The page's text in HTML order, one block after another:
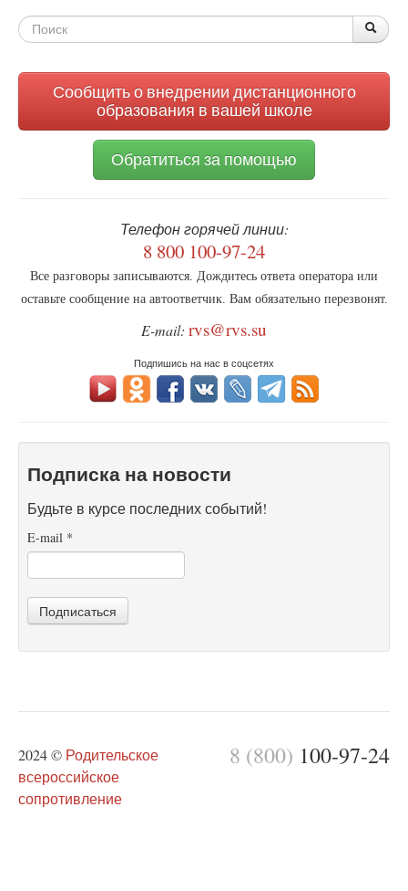
—
Форма
Сообщить о внедрении дистанционного
образования в вашей школе
Обратиться за помощью
Телефон горячей линии:
8 800 100-97-24
Все разговоры записываются. Дождитесь ответа оператора или
оставьте сообщение на автоответчик. Вам обязательно перезвонят.
E-mail: rvs@rvs.su
Подпишись на нас в соцсетях
Подписка на новости
Будьте в курсе последних событий!
E-mail *
Подписаться
8 (800) 100-97-24
2024 © Родительское
всероссийское
сопротивление